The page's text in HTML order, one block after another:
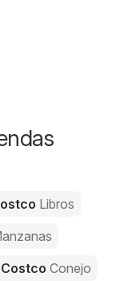
Libros
Costco Conejo